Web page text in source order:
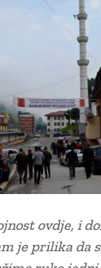
ovdje, i
je prilika da